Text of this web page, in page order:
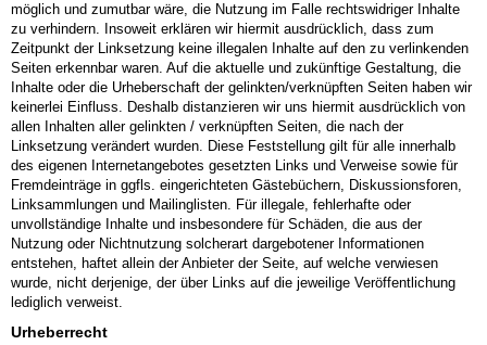
möglich und zumutbar wäre, die Nutzung im Falle rechtswidriger Inhalte
zu verhindern. Insoweit erklären wir hiermit ausdrücklich, dass zum
Zeitpunkt der Linksetzung keine illegalen Inhalte auf den zu verlinkenden
Seiten erkennbar waren. Auf die aktuelle und zukünftige Gestaltung, die
Inhalte oder die Urheberschaft der gelinkten/verknüpften Seiten haben wir
keinerlei Einfluss. Deshalb distanzieren wir uns hiermit ausdrücklich von
allen Inhalten aller gelinkten / verknüpften Seiten, die nach der
Linksetzung verändert wurden. Diese Feststellung gilt für alle innerhalb
des eigenen Internetangebotes gesetzten Links und Verweise sowie für
Fremdeinträge in ggfls. eingerichteten Gästebüchern, Diskussionsforen,
Linksammlungen und Mailinglisten. Für illegale, fehlerhafte oder
unvollständige Inhalte und insbesondere für Schäden, die aus der
Nutzung oder Nichtnutzung solcherart dargebotener Informationen
entstehen, haftet allein der Anbieter der Seite, auf welche verwiesen
wurde, nicht derjenige, der über Links auf die jeweilige Veröffentlichung
lediglich verweist.
Urheberrecht